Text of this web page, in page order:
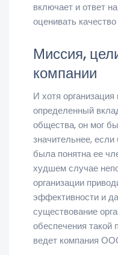
включает и ответ
оценивать
Миссия,
компании
И хотя
определенный
общества, он мог
значительнее,
была понятна ее
худшем случае
организации
эффективности и
существование
обеспечения такой
ведет компания